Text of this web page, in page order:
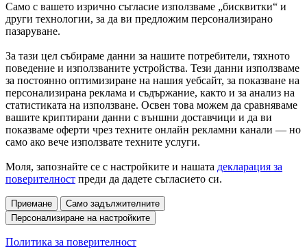
Само с вашето изрично съгласие използваме „бисквитки“ и
други технологии, за да ви предложим персонализирано
пазаруване.
За тази цел събираме данни за нашите потребители, тяхното
поведение и използваните устройства. Тези данни използваме
за постоянно оптимизиране на нашия уебсайт, за показване на
персонализирана реклама и съдържание, както и за анализ на
статистиката на използване. Освен това можем да сравняваме
вашите криптирани данни с външни доставчици и да ви
показваме оферти чрез техните онлайн рекламни канали — но
само ако вече използвате техните услуги.
Моля, запознайте се с настройките и нашата декларация за
поверителност преди да дадете съгласието си.
Приемане
Само задължителните
Персонализиране на настройките
Политика за поверителност